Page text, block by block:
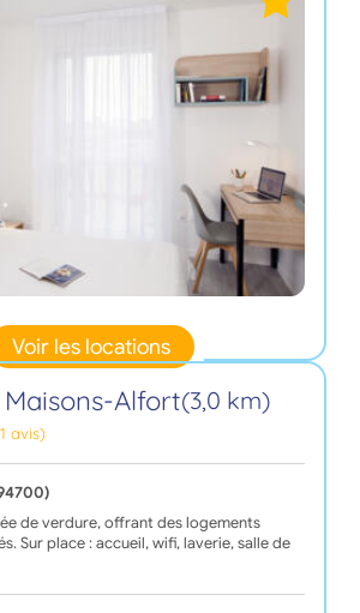
Voir les locations
Alfort(3,0 km)
avis)
de verdure, offrant des logements
Sur place : accueil, wifi, laverie, salle de